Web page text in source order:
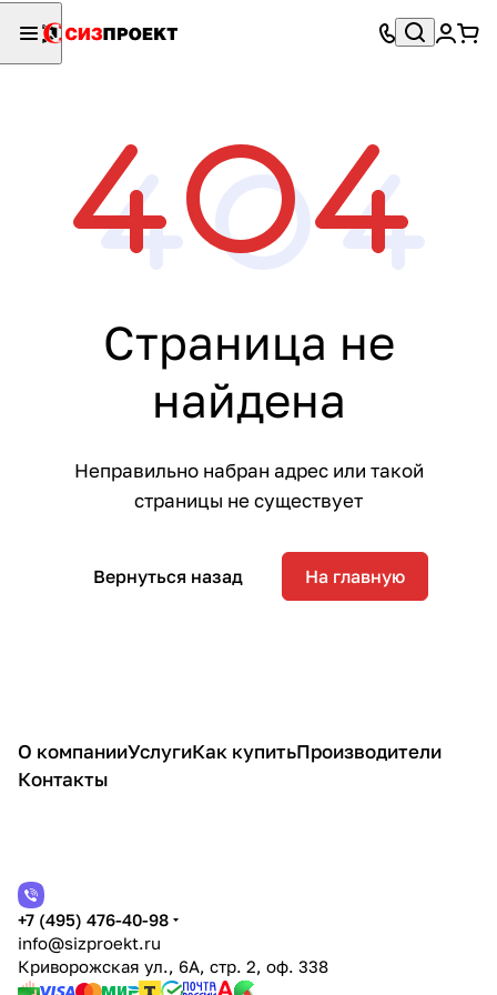
Страница не
найдена
Неправильно набран адрес или такой
страницы не существует
Вернуться назад На главную
О компанииУслугиКак купитьПроизводители
Контакты
+7 (495) 476-40-98
info@sizproekt.ru
Криворожская ул., 6А, стр. 2, оф. 338